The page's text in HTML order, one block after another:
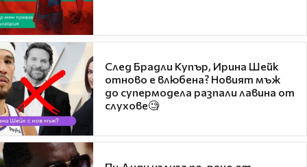
След Брадли Купър, Ирина Шейк
отново е влюбена? Новият мъж
до супермодела разпали лавина от
слухове🧐